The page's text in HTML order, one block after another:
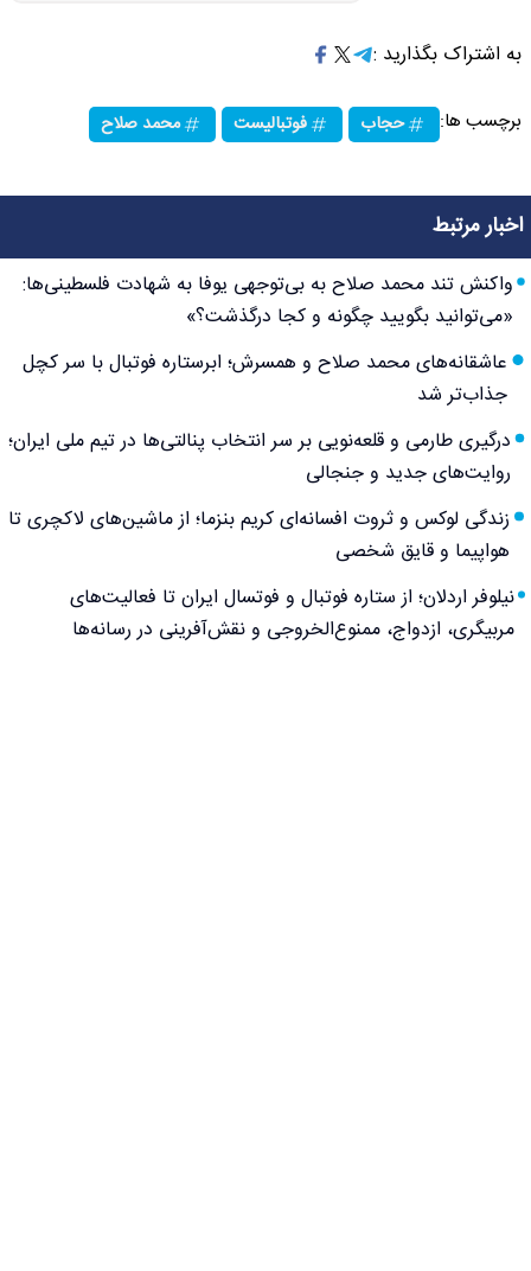
به اشتراک بگذارید :
برچسب ها: حجاب فوتبالیست محمد صلاح
اخبار مرتبط
واکنش تند محمد صلاح به بی‌توجهی یوفا به شهادت فلسطینی‌ها:
«می‌توانید بگویید چگونه و کجا درگذشت؟»
عاشقانه‌های محمد صلاح و همسرش؛ ابرستاره فوتبال با سر کچل
جذاب‌تر شد
درگیری طارمی و قلعه‌نویی بر سر انتخاب پنالتی‌ها در تیم ملی ایران؛
روایت‌های جدید و جنجالی
زندگی لوکس و ثروت افسانه‌ای کریم بنزما؛ از ماشین‌های لاکچری تا
هواپیما و قایق شخصی
نیلوفر اردلان؛ از ستاره فوتبال و فوتسال ایران تا فعالیت‌های
مربیگری، ازدواج، ممنوع‌الخروجی و نقش‌آفرینی در رسانه‌ها